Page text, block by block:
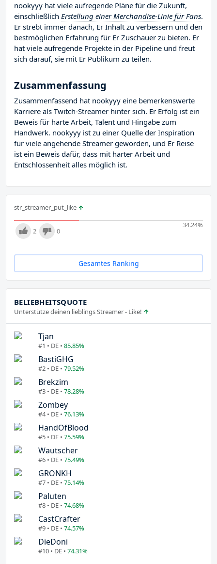
nookyyy hat viele aufregende Pläne für die Zukunft,
einschließlich Erstellung einer Merchandise-Linie für Fans.
Er strebt immer danach, Er Inhalt zu verbessern und den
bestmöglichen Erfahrung für Er Zuschauer zu bieten. Er
hat viele aufregende Projekte in der Pipeline und freut
sich darauf, sie mit Er Publikum zu teilen.
Zusammenfassung
Zusammenfassend hat nookyyy eine bemerkenswerte
Karriere als Twitch-Streamer hinter sich. Er Erfolg ist ein
Beweis für harte Arbeit, Talent und Hingabe zum
Handwerk. nookyyy ist zu einer Quelle der Inspiration
für viele angehende Streamer geworden, und Er Reise
ist ein Beweis dafür, dass mit harter Arbeit und
Entschlossenheit alles möglich ist.
str_streamer_put_like
34.24%
2 0
Gesamtes Ranking
BELIEBHEITSQUOTE
Unterstütze deinen lieblings Streamer - Like!
Tjan
#1 • DE • 85.85%
BastiGHG
#2 • DE • 79.52%
Brekzim
#3 • DE • 78.28%
Zombey
#4 • DE • 76.13%
HandOfBlood
#5 • DE • 75.59%
Wautscher
#6 • DE • 75.49%
GRONKH
#7 • DE • 75.14%
Paluten
#8 • DE • 74.68%
CastCrafter
#9 • DE • 74.57%
DieDoni
#10 • DE • 74.31%